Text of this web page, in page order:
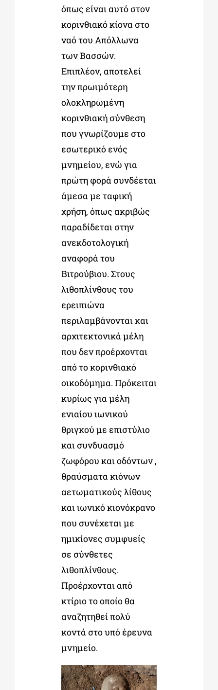
όπως είναι αυτό στον
κορινθιακό κίονα στο
ναό του Απόλλωνα
των Βασσών.
Επιπλέον, αποτελεί
την πρωιμότερη
ολοκληρωμένη
κορινθιακή σύνθεση
που γνωρίζουμε στο
εσωτερικό ενός
μνημείου, ενώ για
πρώτη φορά συνδέεται
άμεσα με ταφική
χρήση, όπως ακριβώς
παραδίδεται στην
ανεκδοτολογική
αναφορά του
Βιτρούβιου. Στους
λιθοπλίνθους του
ερειπιώνα
περιλαμβάνονται και
αρχιτεκτονικά μέλη
που δεν προέρχονται
από το κορινθιακό
οικοδόμημα. Πρόκειται
κυρίως για μέλη
ενιαίου ιωνικού
θριγκού με επιστύλιο
και συνδυασμό
ζωφόρου και οδόντων ,
θραύσματα κιόνων
αετωματικούς λίθους
και ιωνικό κιονόκρανο
που συνέχεται με
ημικίονες συμφυείς
σε σύνθετες
λιθοπλίνθους.
Προέρχονται από
κτίριο το οποίο θα
αναζητηθεί πολύ
κοντά στο υπό έρευνα
μνημείο.